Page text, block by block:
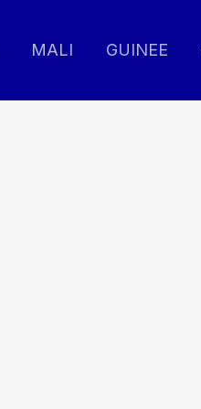
MALI GUINEE